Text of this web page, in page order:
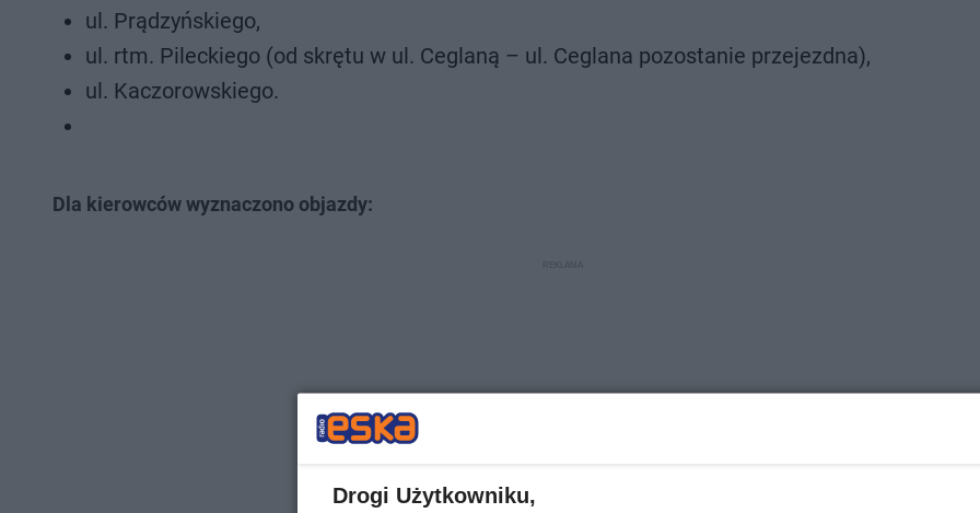
ul. Prądzyńskiego,
ul. rtm. Pileckiego (od skrętu w ul. Ceglaną – ul. Ceglana pozostanie przejezdna),
ul. Kaczorowskiego.
Dla kierowców wyznaczono objazdy:
Drogi Użytkowniku,